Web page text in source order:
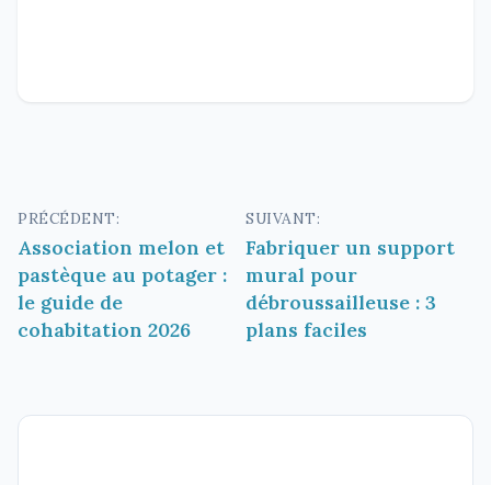
Navigation
de
l’article
PRÉCÉDENT:
Association melon et
pastèque au potager :
le guide de
cohabitation 2026
SUIVANT:
Fabriquer un support
mural pour
débroussailleuse : 3
plans faciles